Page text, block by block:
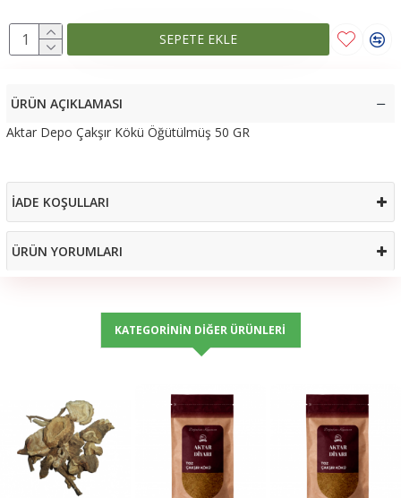
SEPETE EKLE
ÜRÜN AÇIKLAMASI
Aktar Depo Çakşır Kökü Öğütülmüş 50 GR
İADE KOŞULLARI
ÜRÜN YORUMLARI
KATEGORININ DIĞER ÜRÜNLERI